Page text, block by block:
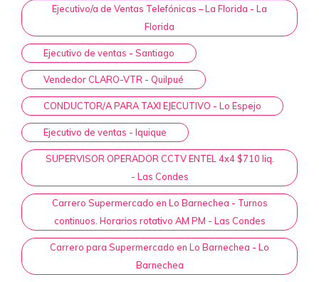
Ejecutivo/a de Ventas Telefónicas – La Florida - La
Florida
Ejecutivo de ventas - Santiago
Vendedor CLARO-VTR - Quilpué
CONDUCTOR/A PARA TAXI EJECUTIVO - Lo Espejo
Ejecutivo de ventas - Iquique
SUPERVISOR OPERADOR CCTV ENTEL 4x4 $710 liq.
- Las Condes
Carrero Supermercado en Lo Barnechea - Turnos
continuos. Horarios rotativo AM PM - Las Condes
Carrero para Supermercado en Lo Barnechea - Lo
Barnechea